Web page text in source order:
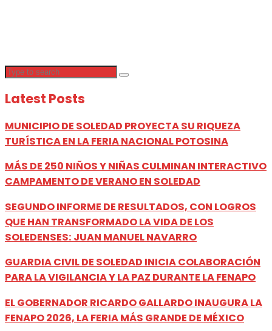
Latest Posts
MUNICIPIO DE SOLEDAD PROYECTA SU RIQUEZA
TURÍSTICA EN LA FERIA NACIONAL POTOSINA
MÁS DE 250 NIÑOS Y NIÑAS CULMINAN INTERACTIVO
CAMPAMENTO DE VERANO EN SOLEDAD
SEGUNDO INFORME DE RESULTADOS, CON LOGROS
QUE HAN TRANSFORMADO LA VIDA DE LOS
SOLEDENSES: JUAN MANUEL NAVARRO
GUARDIA CIVIL DE SOLEDAD INICIA COLABORACIÓN
PARA LA VIGILANCIA Y LA PAZ DURANTE LA FENAPO
EL GOBERNADOR RICARDO GALLARDO INAUGURA LA
FENAPO 2026, LA FERIA MÁS GRANDE DE MÉXICO